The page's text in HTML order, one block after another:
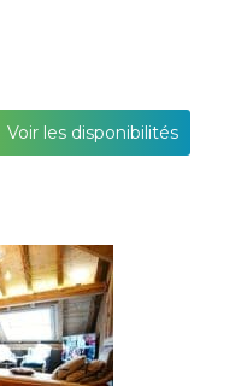
Voir les disponibilités